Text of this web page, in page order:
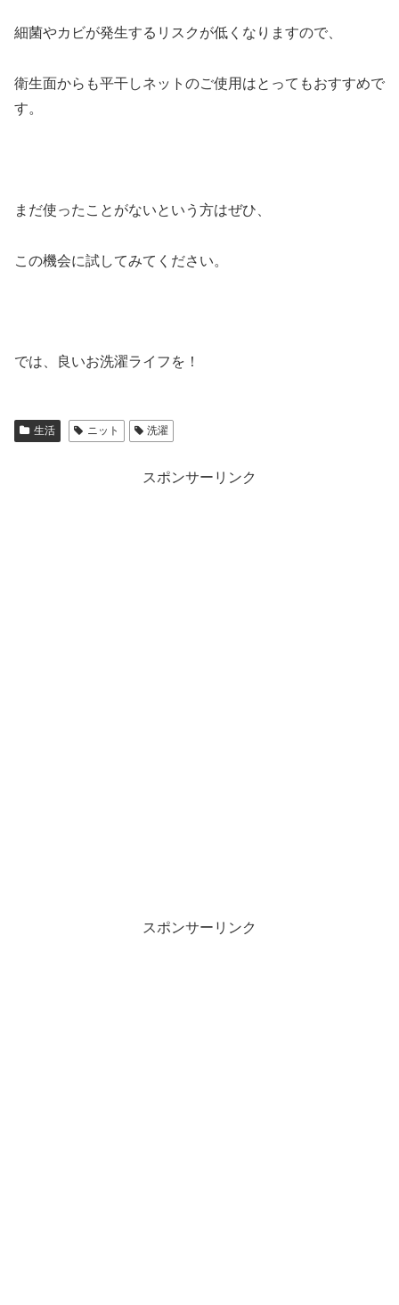
細菌やカビが発生するリスクが低くなりますので、
衛生面からも平干しネットのご使用はとってもおすすめで
す。
まだ使ったことがないという方はぜひ、
この機会に試してみてください。
では、良いお洗濯ライフを！
生活 ニット 洗濯
スポンサーリンク
スポンサーリンク